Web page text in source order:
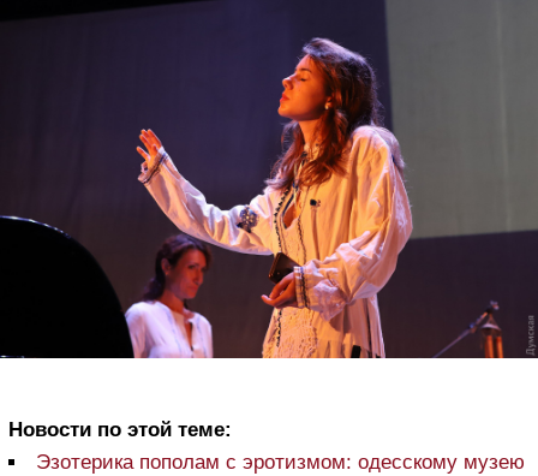
Новости по этой теме:
Эзотерика пополам с эротизмом: одесскому музею